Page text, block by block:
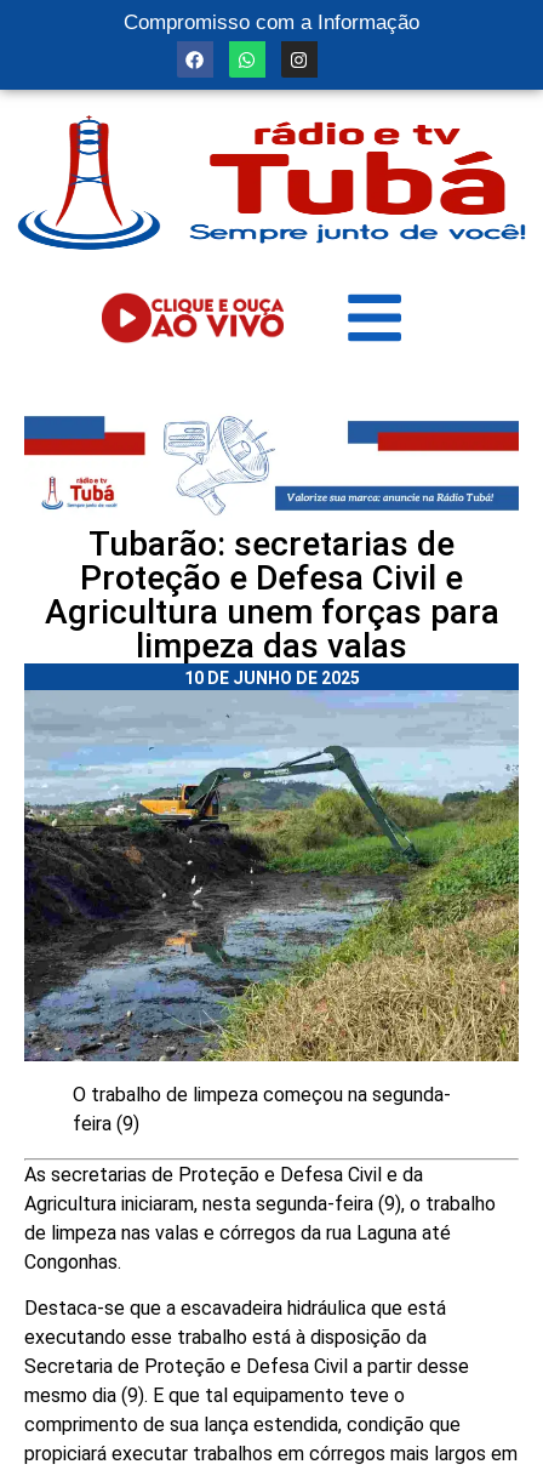
Compromisso com a Informação
Tubarão: secretarias de
Proteção e Defesa Civil e
Agricultura unem forças para
limpeza das valas
10 DE JUNHO DE 2025
O trabalho de limpeza começou na segunda-
feira (9)
As secretarias de Proteção e Defesa Civil e da
Agricultura iniciaram, nesta segunda-feira (9), o trabalho
de limpeza nas valas e córregos da rua Laguna até
Congonhas.
Destaca-se que a escavadeira hidráulica que está
executando esse trabalho está à disposição da
Secretaria de Proteção e Defesa Civil a partir desse
mesmo dia (9). E que tal equipamento teve o
comprimento de sua lança estendida, condição que
propiciará executar trabalhos em córregos mais largos em